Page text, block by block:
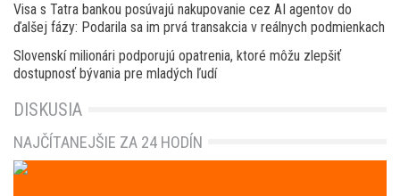
Visa s Tatra bankou posúvajú nakupovanie cez AI agentov do
ďalšej fázy: Podarila sa im prvá transakcia v reálnych podmienkach
Slovenskí milionári podporujú opatrenia, ktoré môžu zlepšiť
dostupnosť bývania pre mladých ľudí
DISKUSIA
NAJČÍTANEJŠIE ZA 24 HODÍN